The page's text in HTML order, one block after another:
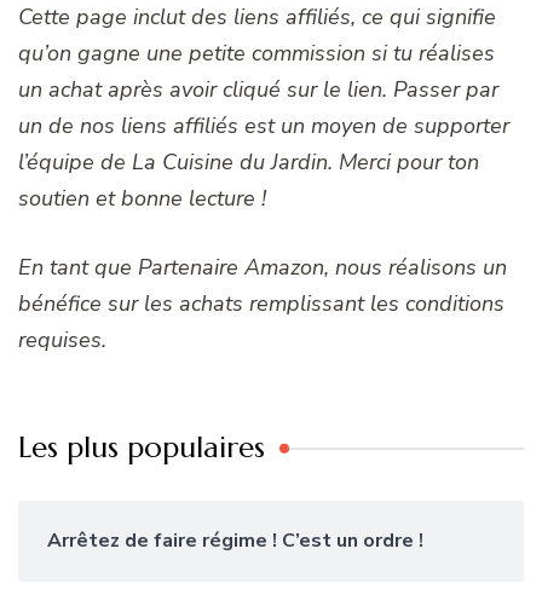
Cette page inclut des liens affiliés, ce qui signifie
qu’on gagne une petite commission si tu réalises
un achat après avoir cliqué sur le lien. Passer par
un de nos liens affiliés est un moyen de supporter
l’équipe de La Cuisine du Jardin. Merci pour ton
soutien et bonne lecture !
En tant que Partenaire Amazon, nous réalisons un
bénéfice sur les achats remplissant les conditions
requises.
Les plus populaires
Arrêtez de faire régime ! C’est un ordre !